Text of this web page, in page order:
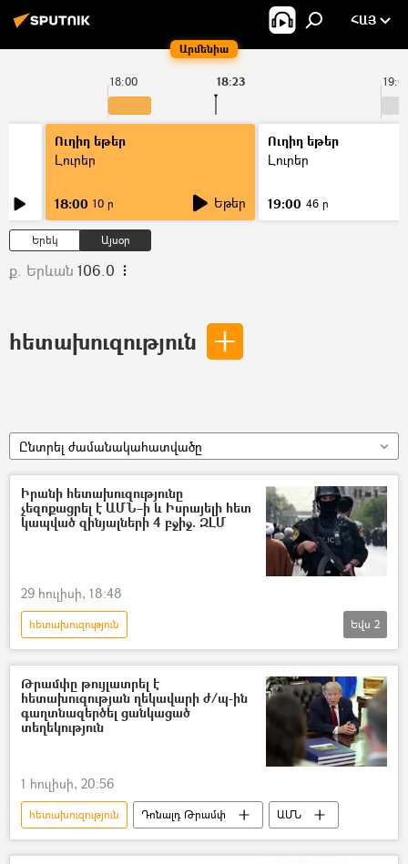
Արմենիա
ՀԱՅ
18:00 18:23
Ուղիղ եթեր
Լուրեր
18:00 10 ր Եթեր
Ուղիղ եթեր
Լուրեր
19:00 46 ր
Երեկ Այսօր
ք. Երևան 106.0
հետախուզություն
Ընտրել ժամանակահատվածը
Իրանի հետախուզությունը
չեզոքացրել է ԱՄՆ–ի և Իսրայելի հետ
կապված զինյալների 4 բջիջ. ԶԼՄ
29 հուլիսի, 18:48
հետախուզություն
Իրանի Իսլամական Հանրապետություն
Չաբահար
Եվս 2
Թրամփը թույլատրել է
հետախուզության ղեկավարի ժ/պ-ին
գաղտնազերծել ցանկացած
տեղեկություն
1 հուլիսի, 20:56
հետախուզություն Դոնալդ Թրամփ ԱՄՆ